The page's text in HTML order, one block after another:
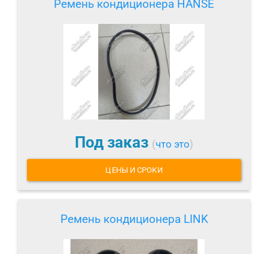
Ремень кондиционера HANSE
Под заказ (что это)
ЦЕНЫ И СРОКИ
Ремень кондиционера LINK